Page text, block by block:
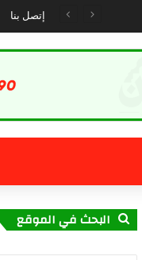
إتصل بنا
البحث في الموقع